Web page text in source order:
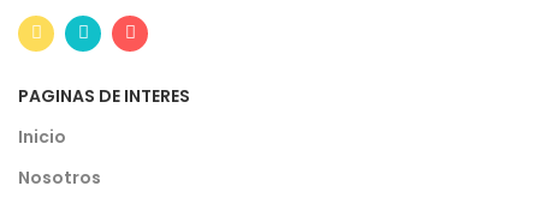
PAGINAS DE INTERES
Inicio
Nosotros